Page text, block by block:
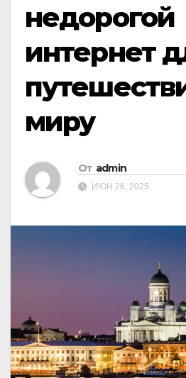
недорогой
интернет
миру
От admin
ИЮН 26, 2025